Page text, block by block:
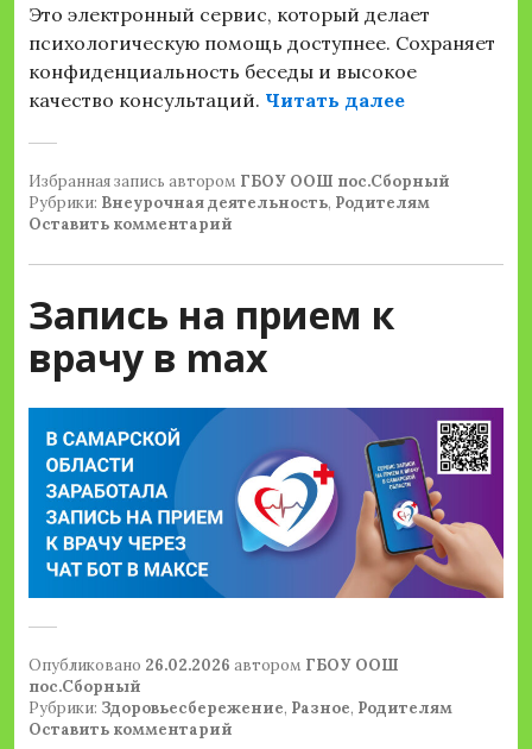
Это электронный сервис, который делает
психологическую помощь доступнее. Сохраняет
конфиденциальность беседы и высокое
качество консультаций. Читать далее«Цифровой
Избранная запись автором ГБОУ ООШ пос.Сборный
Рубрики: Внеурочная деятельность, Родителям
Оставить комментарий
Запись на прием к
врачу в max
Опубликовано 26.02.2026 автором ГБОУ ООШ
пос.Сборный
Рубрики: Здоровьесбережение, Разное, Родителям
Оставить комментарий